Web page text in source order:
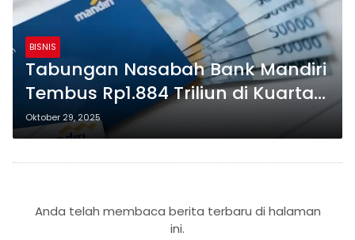
BISNIS
Tabungan Nasabah Bank Mandiri
Tembus Rp1.884 Triliun di Kuartal
III 2025, Digitalisasi Jadi Kunci
Pertumbuhan
Oktober 29, 2025
Anda telah membaca berita terbaru di halaman
ini.